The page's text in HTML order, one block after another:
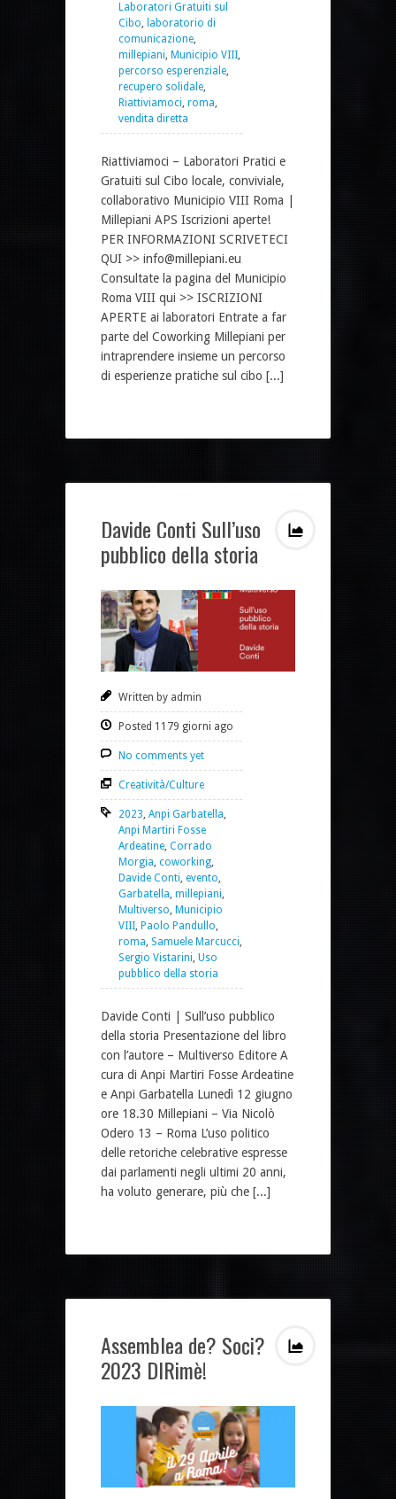
Laboratori Gratuiti sul
Cibo, laboratorio di
comunicazione,
millepiani, Municipio VIII,
percorso esperenziale,
recupero solidale,
Riattiviamoci, roma,
vendita diretta
Riattiviamoci – Laboratori Pratici e
Gratuiti sul Cibo locale, conviviale,
collaborativo Municipio VIII Roma |
Millepiani APS Iscrizioni aperte!
PER INFORMAZIONI SCRIVETECI
QUI >> info@millepiani.eu
Consultate la pagina del Municipio
Roma VIII qui >> ISCRIZIONI
APERTE ai laboratori Entrate a far
parte del Coworking Millepiani per
intraprendere insieme un percorso
di esperienze pratiche sul cibo [...]
Davide Conti Sull’uso
pubblico della storia
Written by admin
Posted 1179 giorni ago
No comments yet
Creatività/Culture
2023, Anpi Garbatella,
Anpi Martiri Fosse
Ardeatine, Corrado
Morgia, coworking,
Davide Conti, evento,
Garbatella, millepiani,
Multiverso, Municipio
VIII, Paolo Pandullo,
roma, Samuele Marcucci,
Sergio Vistarini, Uso
pubblico della storia
Davide Conti | Sull’uso pubblico
della storia Presentazione del libro
con l’autore – Multiverso Editore A
cura di Anpi Martiri Fosse Ardeatine
e Anpi Garbatella Lunedì 12 giugno
ore 18.30 Millepiani – Via Nicolò
Odero 13 – Roma L’uso politico
delle retoriche celebrative espresse
dai parlamenti negli ultimi 20 anni,
ha voluto generare, più che [...]
Assemblea de? Soci?
2023 DIRimè!